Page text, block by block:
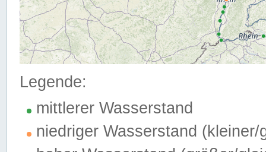
Legende:
mittlerer Wasserstand
niedriger Wasserstand (kleiner/